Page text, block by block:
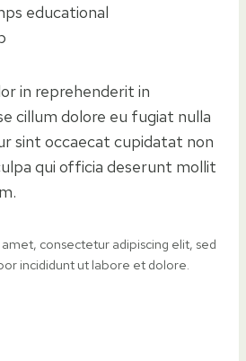
educational
in reprehenderit in
cillum dolore eu fugiat nulla
sint occaecat cupidatat non
qui officia deserunt mollit
consectetur adipiscing elit, sed
incididunt ut labore et dolore.